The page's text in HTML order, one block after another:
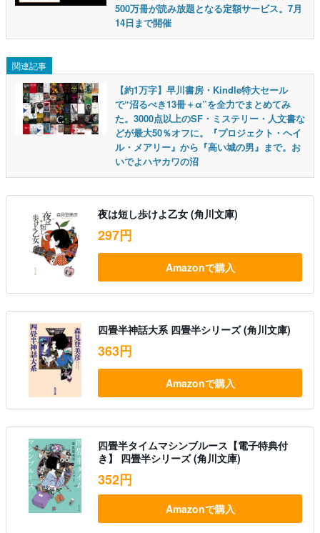
500万冊が読み放題となる定額サービス。7月
14日まで開催
関連記事
【約1万字】早川書房・Kindle特大セール
で“沼るべき13冊＋α”を全力でまとめてみ
た。3000点以上のSF・ミステリー・人文書な
どが最大50％オフに。『プロジェクト・ヘイ
ル・メアリー』から『高い城の男』まで。お
いでよハヤカワの沼
夜は短し歩けよ乙女 (角川文庫)
297円
Amazonで購入
四畳半神話大系 四畳半シリーズ (角川文庫)
363円
Amazonで購入
四畳半タイムマシンブルース【電子特典付
き】 四畳半シリーズ (角川文庫)
352円
Amazonで購入